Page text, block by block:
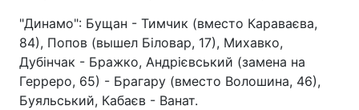
"Динамо": Бущан - Тимчик (вместо Караваєва,
84), Попов (вышел Біловар, 17), Михавко,
Дубінчак - Бражко, Андрієвський (замена на
Герреро, 65) - Брагару (вместо Волошина, 46),
Буяльський, Кабаєв - Ванат.